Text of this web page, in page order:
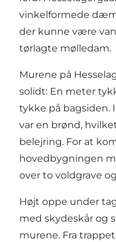
vinkelformede
der kunne være
tørlagte mølledam.
Murene på
solidt: En meter
tykke på bagsiden.
var en brønd,
belejring. For at
hovedbygningen
over to voldgrave
Højt oppe under
med skydeskår og
murene. Fra